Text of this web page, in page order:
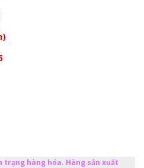
hàng hóa. Hàng sản xuất